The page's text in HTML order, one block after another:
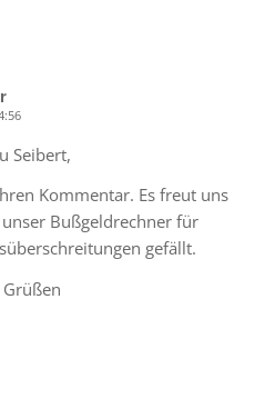
Seibert,
Kommentar. Es freut uns
Bußgeldrechner für
gefällt.